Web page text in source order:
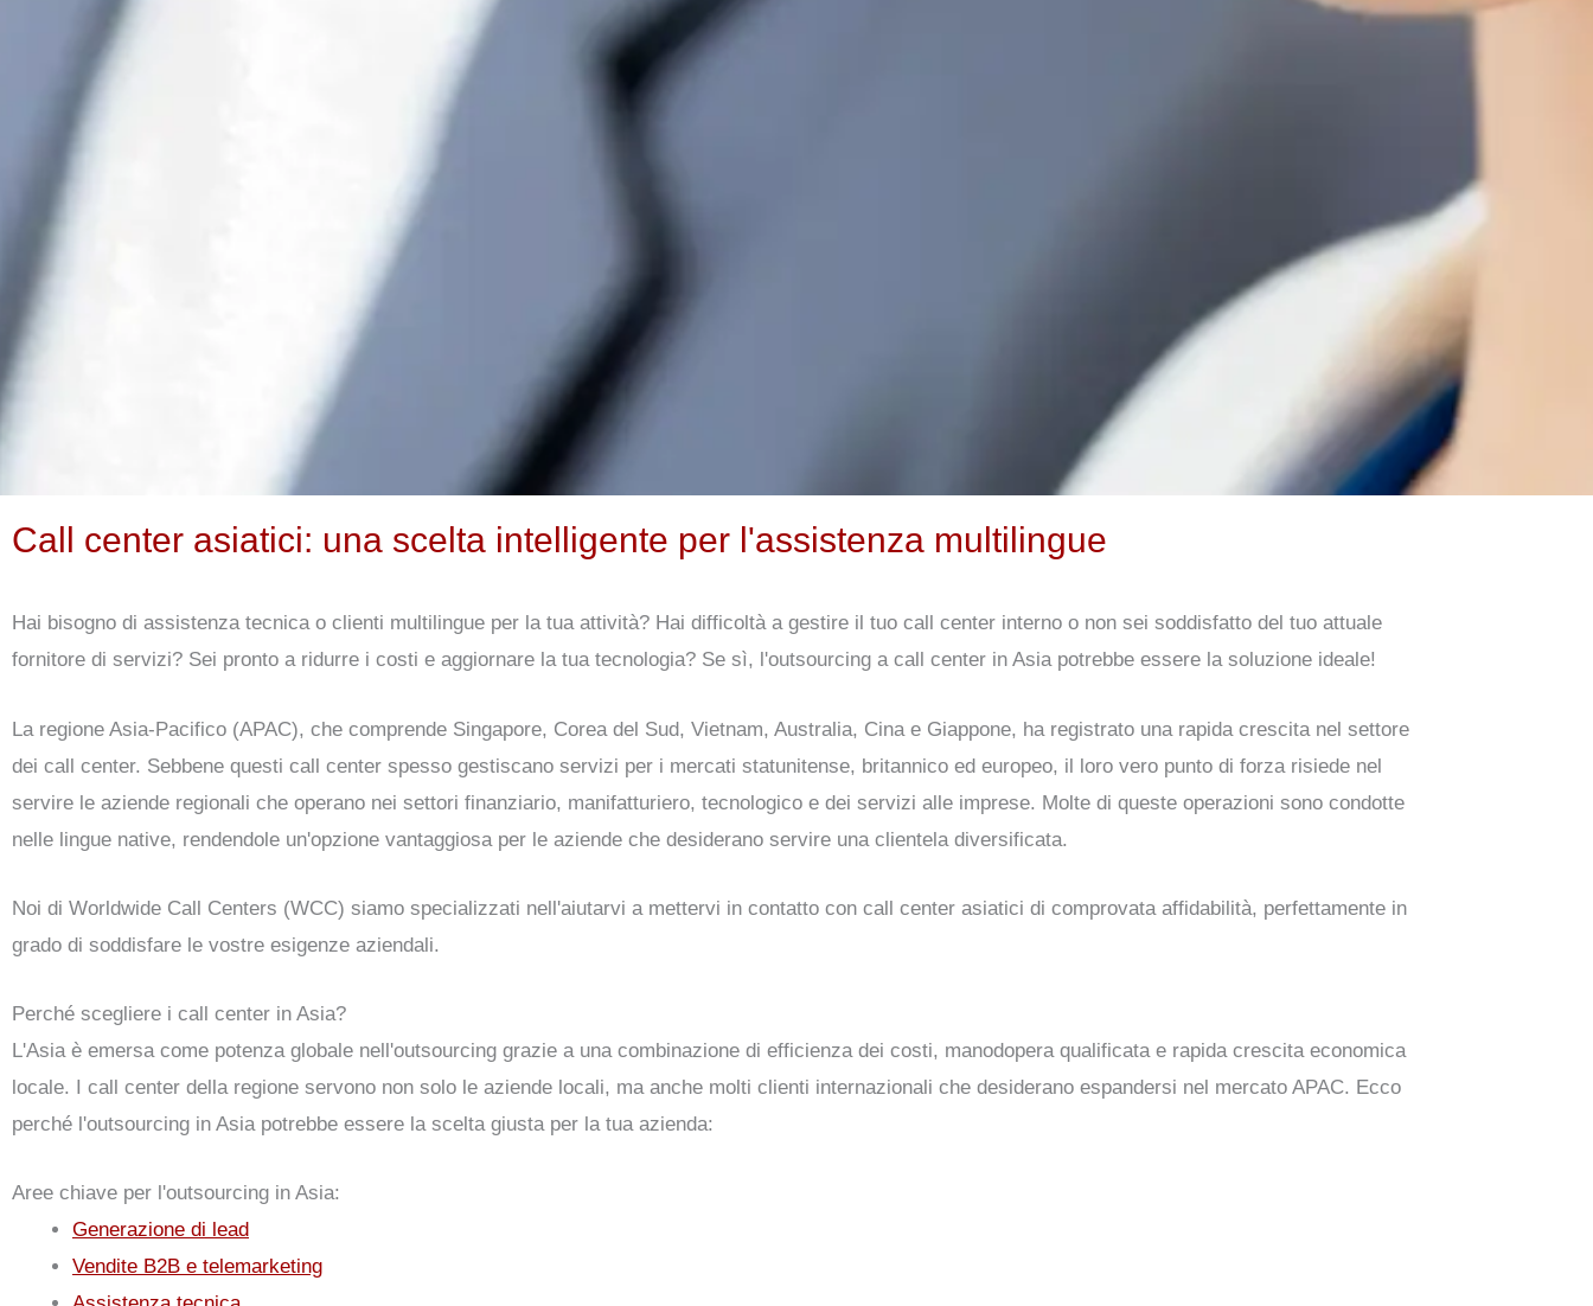
Call center asiatici: una scelta intelligente per l'assistenza multilingue
Hai bisogno di assistenza tecnica o clienti multilingue per la tua attività? Hai difficoltà a gestire il tuo call center interno o non sei soddisfatto del tuo attuale
fornitore di servizi? Sei pronto a ridurre i costi e aggiornare la tua tecnologia? Se sì, l'outsourcing a call center in Asia potrebbe essere la soluzione ideale!
La regione Asia-Pacifico (APAC), che comprende Singapore, Corea del Sud, Vietnam, Australia, Cina e Giappone, ha registrato una rapida crescita nel settore
dei call center. Sebbene questi call center spesso gestiscano servizi per i mercati statunitense, britannico ed europeo, il loro vero punto di forza risiede nel
servire le aziende regionali che operano nei settori finanziario, manifatturiero, tecnologico e dei servizi alle imprese. Molte di queste operazioni sono condotte
nelle lingue native, rendendole un'opzione vantaggiosa per le aziende che desiderano servire una clientela diversificata.
Noi di Worldwide Call Centers (WCC) siamo specializzati nell'aiutarvi a mettervi in contatto con call center asiatici di comprovata affidabilità, perfettamente in
grado di soddisfare le vostre esigenze aziendali.
Perché scegliere i call center in Asia?
L'Asia è emersa come potenza globale nell'outsourcing grazie a una combinazione di efficienza dei costi, manodopera qualificata e rapida crescita economica
locale. I call center della regione servono non solo le aziende locali, ma anche molti clienti internazionali che desiderano espandersi nel mercato APAC. Ecco
perché l'outsourcing in Asia potrebbe essere la scelta giusta per la tua azienda:
Aree chiave per l'outsourcing in Asia:
Generazione di lead
Vendite B2B e telemarketing